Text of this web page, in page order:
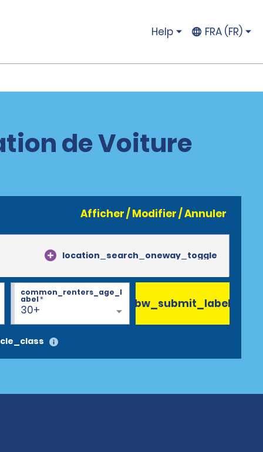
Help FRA (FR)
de Voiture
Afficher / Modifier / Annuler
location_search_oneway_toggle
30+
common_renters_age_l
abel* bw_submit_label